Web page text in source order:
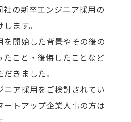
社の新卒エンジニア採用の
ます。
開始した背景やその後の
たこと・後悔したことなど
きました。
ニア採用をご検討されてい
ートアップ企業人事の方は